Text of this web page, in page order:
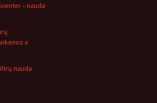
– nauda
ir
nauda